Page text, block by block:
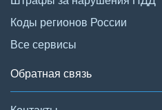
Коды регионов России
Все сервисы
Обратная связь